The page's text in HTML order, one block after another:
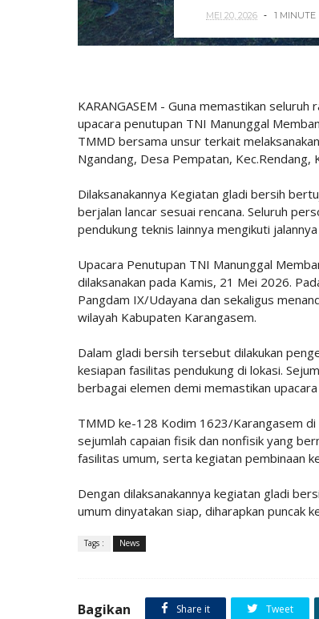
MEI 20, 2026 1 MINUTE
KARANGASEM - Guna memastikan
upacara penutupan TNI Manunggal
TMMD bersama unsur terkait
Ngandang, Desa Pempatan,
Dilaksanakannya Kegiatan gladi bersih
berjalan lancar sesuai rencana. Seluruh
pendukung teknis lainnya mengikuti
Upacara Penutupan TNI Manunggal
dilaksanakan pada Kamis, 21 Mei 2026.
Pangdam IX/Udayana dan sekaligus
wilayah Kabupaten Karangasem.
Dalam gladi bersih tersebut dilakukan
kesiapan fasilitas pendukung di lokasi.
berbagai elemen demi memastikan
TMMD ke-128 Kodim 1623/Karangasem
sejumlah capaian fisik dan nonfisik yang
fasilitas umum, serta kegiatan pembinaan
Dengan dilaksanakannya kegiatan gladi
umum dinyatakan siap, diharapkan puncak
Tags : News
Bagikan Share it Tweet